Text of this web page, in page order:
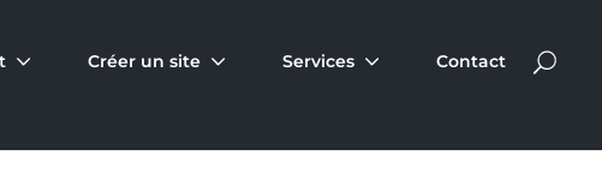
Créer un site Services Contact